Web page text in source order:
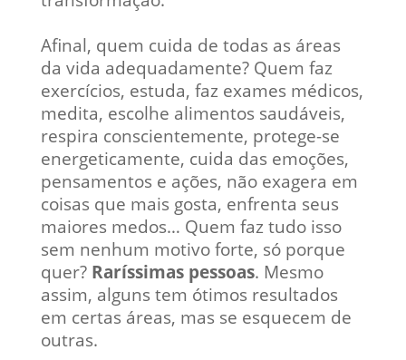
Afinal, quem cuida de todas as áreas
da vida adequadamente? Quem faz
exercícios, estuda, faz exames médicos,
medita, escolhe alimentos saudáveis,
respira conscientemente, protege-se
energeticamente, cuida das emoções,
pensamentos e ações, não exagera em
coisas que mais gosta, enfrenta seus
maiores medos… Quem faz tudo isso
sem nenhum motivo forte, só porque
quer? Raríssimas pessoas. Mesmo
assim, alguns tem ótimos resultados
em certas áreas, mas se esquecem de
outras.